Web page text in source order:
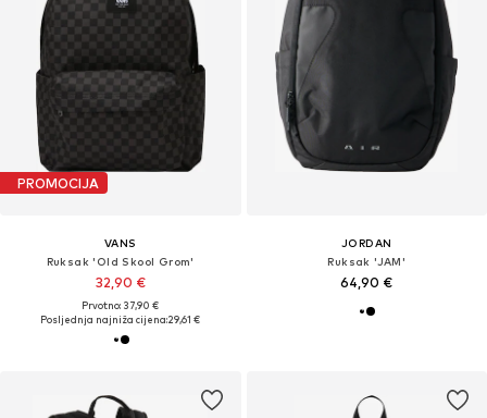
PROMOCIJA
VANS
Ruksak 'Old Skool Grom'
32,90 €
Prvotno: 37,90 €
Posljednja najniža cijena:29,61 €
JORDAN
Ruksak 'JAM'
64,90 €